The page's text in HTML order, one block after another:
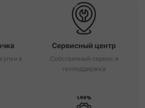
в
Сервисный центр
Собственный сервис и
техподдержка